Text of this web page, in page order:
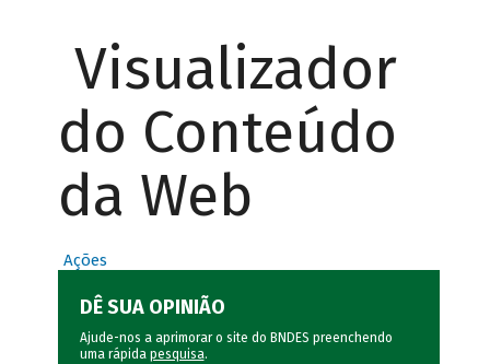
Visualizador
do Conteúdo
da Web
Ações
DÊ SUA OPINIÃO
Ajude-nos a aprimorar o site do BNDES preenchendo
uma rápida pesquisa.